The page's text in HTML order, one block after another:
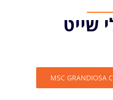
שייט